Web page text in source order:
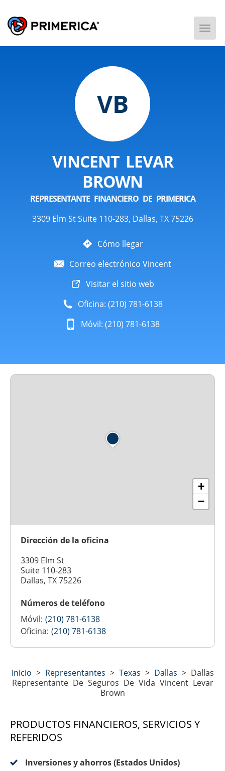
VB
VINCENT LEVAR
BROWN
REPRESENTANTE FINANCIERO DE PRIMERICA
3309 Elm St Suite 110-283, Dallas, TX 75226
Cómo llegar
Correo electrónico Vincent
Visitar el sitio web
Oficina: (210) 781-6138
Móvil: (210) 781-6138
+
−
Dirección de la oficina
3309 Elm St
Suite 110-283
Dallas, TX 75226
Números de teléfono
Móvil: (210) 781-6138
Oficina: (210) 781-6138
Inicio > Representantes > Texas > Dallas > Dallas
Representante De Seguros De Vida Vincent Levar
Brown
PRODUCTOS FINANCIEROS, SERVICIOS Y
REFERIDOS
Inversiones y ahorros (Estados Unidos)